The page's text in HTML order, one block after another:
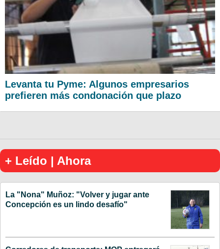
Levanta tu Pyme: Algunos empresarios
prefieren más condonación que plazo
+ Leído | Ahora
La "Nona" Muñoz: "Volver y jugar ante
Concepción es un lindo desafío"